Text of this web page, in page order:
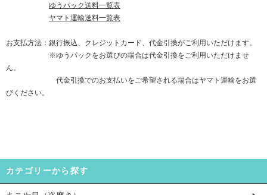
ゆうパック送料一覧表
ヤマト運輸送料一覧表
お支払方法：銀行振込、クレジットカード、代金引換がご利用いただけます。
※ゆうパックをお選びの場合は代金引換をご利用いただけませ
ん。
代金引換でのお支払いをご希望される場合はヤマト運輸をお選
びください。
カテゴリーから探す